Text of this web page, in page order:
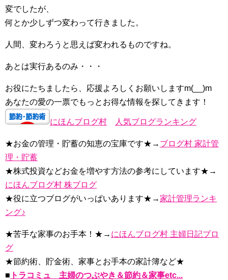
変でしたが、
何とか少しずつ変わって行きました。
人間、変わろうと思えば変われるものですね。
あとは実行あるのみ・・・
お役にたちましたら、応援よろしくお願いしますm(__)m
あなたの愛の一票でもっとお得な情報を探してきます！
にほんブログ村 人気ブログランキング
★お金の管理・貯蓄の知恵の宝庫です★→ ブログ村 家計管
理・貯蓄
★株式投資などお金を増やす方法の参考にしています★→
にほんブログ村 株ブログ
★役に立つブログがいっぱいあります★→家計管理ランキ
ング♪
★苦手な家事のお手本！★→ にほんブログ村 主婦日記ブロ
グ
★節約術、貯金術、家事とお手本の家計簿など★
■ トラコミュ 主婦のつぶやき＆節約＆家事etc...